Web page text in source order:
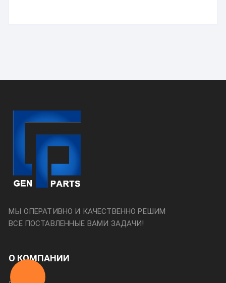
МЫ ОПЕРАТИВНО И КАЧЕСТВЕННО РЕШИМ
ВСЕ ПОСТАВЛЕННЫЕ ВАМИ ЗАДАЧИ!
О КОМПАНИИ